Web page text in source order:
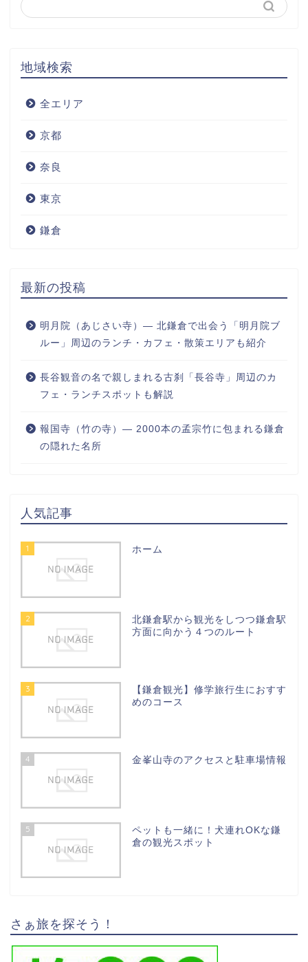
地域検索
全エリア
京都
奈良
東京
鎌倉
最新の投稿
明月院（あじさい寺）― 北鎌倉で出会う「明月院ブ
ルー」周辺のランチ・カフェ・散策エリアも紹介
長谷観音の名で親しまれる古刹「長谷寺」周辺のカ
フェ・ランチスポットも解説
報国寺（竹の寺）― 2000本の孟宗竹に包まれる鎌倉
の隠れた名所
人気記事
1 ホーム
2
北鎌倉駅から観光をしつつ鎌倉駅
方面に向かう４つのルート
3
【鎌倉観光】修学旅行生におすす
めのコース
4 金峯山寺のアクセスと駐車場情報
5
ペットも一緒に！犬連れOKな鎌
倉の観光スポット
さぁ旅を探そう！